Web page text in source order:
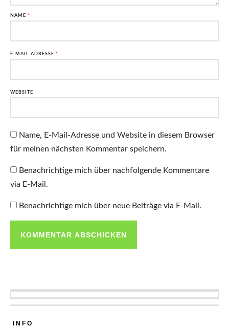
NAME *
E-MAIL-ADRESSE *
WEBSITE
Name, E-Mail-Adresse und Website in diesem Browser
für meinen nächsten Kommentar speichern.
Benachrichtige mich über nachfolgende Kommentare
via E-Mail.
Benachrichtige mich über neue Beiträge via E-Mail.
INFO